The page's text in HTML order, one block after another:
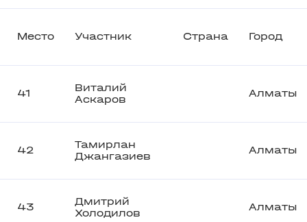
Место Участник Страна Город
41
Виталий
Аскаров
Алматы
42
Тамирлан
Джангазиев
Алматы
43
Дмитрий
Холодилов
Алматы